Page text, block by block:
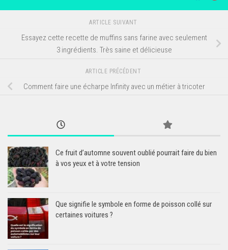
ARTICLE SUIVANT
Essayez cette recette de muffins sans farine avec seulement
3 ingrédients. Très saine et délicieuse
ARTICLE PRÉCÉDENT
Comment faire une écharpe Infinity avec un métier à tricoter
Ce fruit d’automne souvent oublié pourrait faire du bien
à vos yeux et à votre tension
Que signifie le symbole en forme de poisson collé sur
certaines voitures ?